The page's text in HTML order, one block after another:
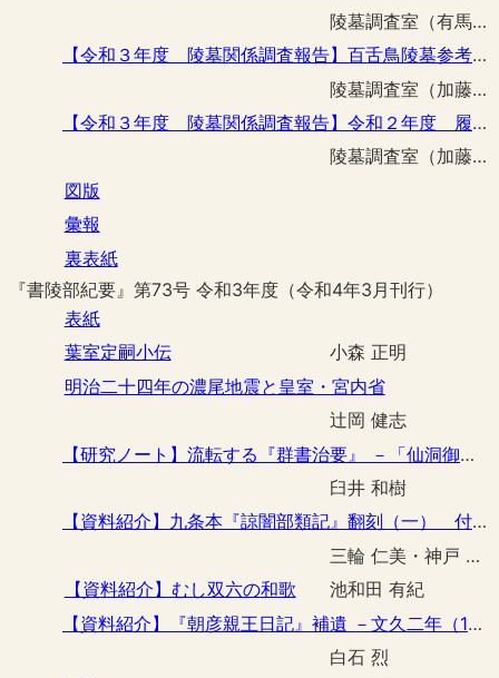
陵墓調査室（有馬 伸）
【令和３年度 陵墓関係調査報告】百舌鳥陵墓参考地倒木復旧に伴う調査
陵墓調査室（加藤 一郎）
【令和３年度 陵墓関係調査報告】令和２年度 履中天皇 百舌鳥耳原南陵倒木復旧に伴う調査
陵墓調査室（加藤 一郎 土屋 隆史）
図版
彙報
裏表紙
『書陵部紀要』第73号 令和3年度（令和4年3月刊行）
表紙
葉室定嗣小伝
小森 正明
明治二十四年の濃尾地震と皇室・宮内省
辻岡 健志
【研究ノート】流転する『群書治要』 －「仙洞御書」の正体を追って－
臼井 和樹
【資料紹介】九条本『諒闇部類記』翻刻（一） 付 解題
三輪 仁美・神戸 航介
【資料紹介】むし双六の和歌
池和田 有紀
【資料紹介】『朝彦親王日記』補遺 －文久二年（1862）九月四日条～十月八日条、元治元年（1864）十月三日条～十二月十五日条－
白石 烈